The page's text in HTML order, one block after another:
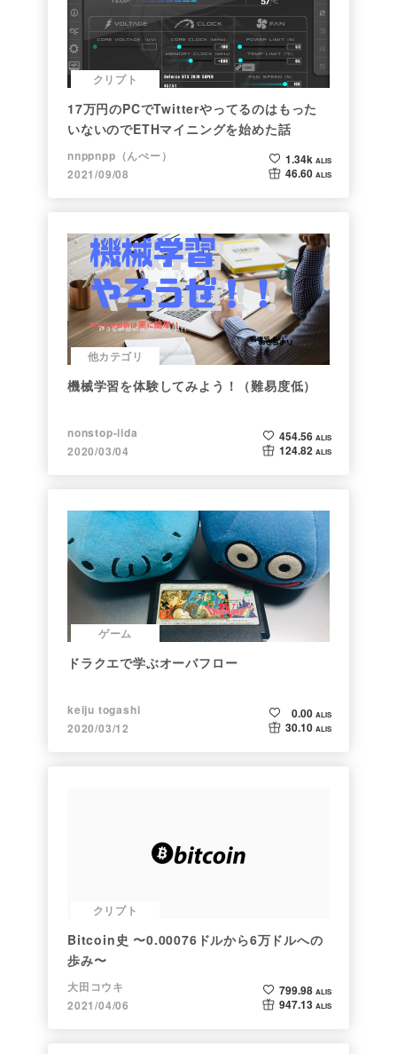
クリプト
17万円のPCでTwitterやってるのはもった
いないのでETHマイニングを始めた話
nnppnpp（んぺー）
2021/09/08
1.34k ALIS
46.60 ALIS
他カテゴリ
機械学習を体験してみよう！（難易度低）
nonstop-iida
2020/03/04
454.56 ALIS
124.82 ALIS
ゲーム
ドラクエで学ぶオーバフロー
keiju togashi
2020/03/12
0.00 ALIS
30.10 ALIS
クリプト
Bitcoin史 〜0.00076ドルから6万ドルへの
歩み〜
大田コウキ
2021/04/06
799.98 ALIS
947.13 ALIS